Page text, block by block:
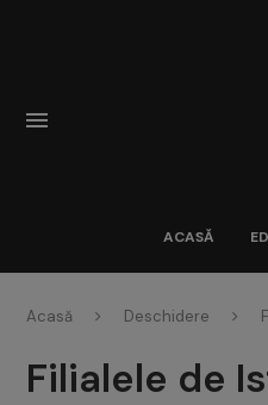
ACASĂ
Acasă Deschidere
Filialele de